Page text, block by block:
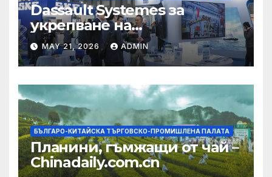
Dassault Systemes за
укрепване на
изграждането на AI
екосистема в Китай
MAY 21, 2026 ADMIN
БЪЛГАРО-КИТАЙСКА ТЪРГОВСКО-ПРОМИШЛЕНА ПАЛАТА
Планини, гъмжащи от чай –
Chinadaily.com.cn